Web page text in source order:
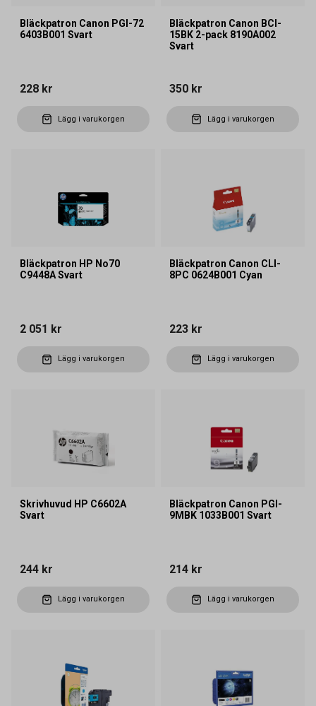
Bläckpatron Canon PGI-72
6403B001 Svart
228 kr
Lägg i varukorgen
Bläckpatron Canon BCI-
15BK 2-pack 8190A002
Svart
350 kr
Lägg i varukorgen
Bläckpatron HP No70
C9448A Svart
2 051 kr
Lägg i varukorgen
Bläckpatron Canon CLI-
8PC 0624B001 Cyan
223 kr
Lägg i varukorgen
Skrivhuvud HP C6602A
Svart
244 kr
Lägg i varukorgen
Bläckpatron Canon PGI-
9MBK 1033B001 Svart
214 kr
Lägg i varukorgen